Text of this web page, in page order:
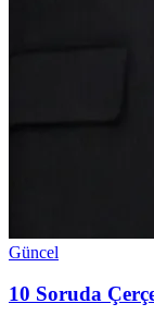
Güncel
10 Soruda